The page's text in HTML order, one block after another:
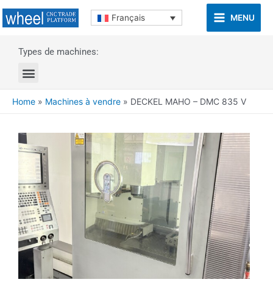
Français MENU
Types de machines:
Home » Machines à vendre » DECKEL MAHO – DMC 835 V